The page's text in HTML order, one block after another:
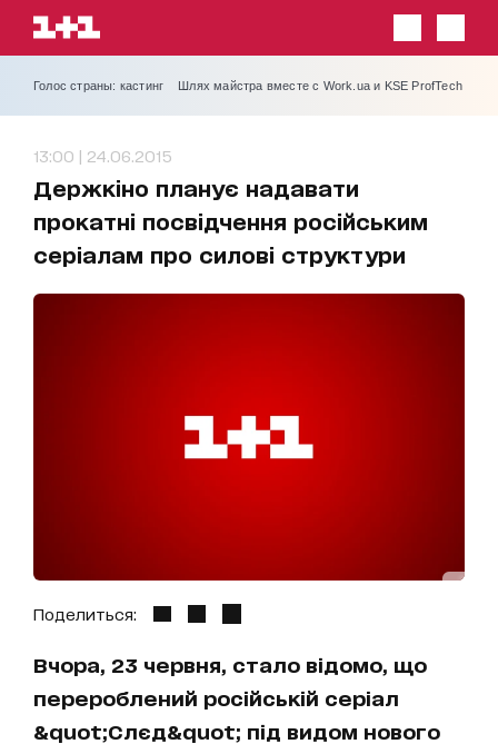
Голос страны: кастинг Шлях майстра вместе с Work.ua и KSE ProfTech
13:00 | 24.06.2015
Держкіно планує надавати
прокатні посвідчення російським
серіалам про силові структури
Поделиться:
Вчора, 23 червня, стало відомо, що
перероблений російській серіал
&quot;Слєд&quot; під видом нового